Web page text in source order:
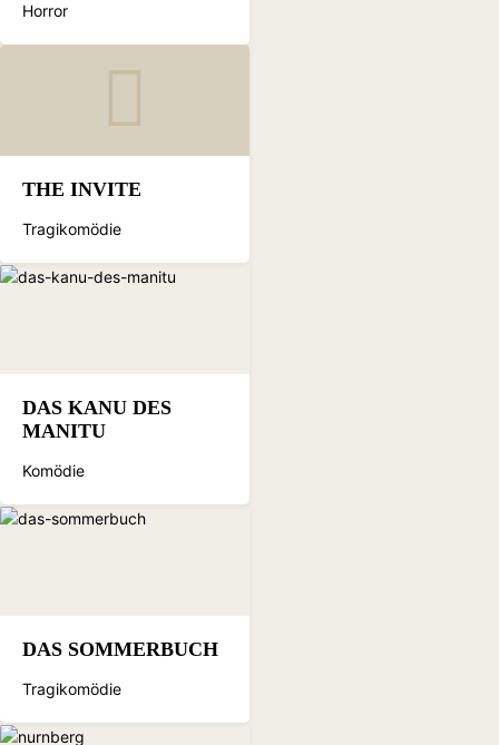
Horror
THE INVITE
Tragikomödie
DAS KANU DES
MANITU
Komödie
DAS SOMMERBUCH
Tragikomödie